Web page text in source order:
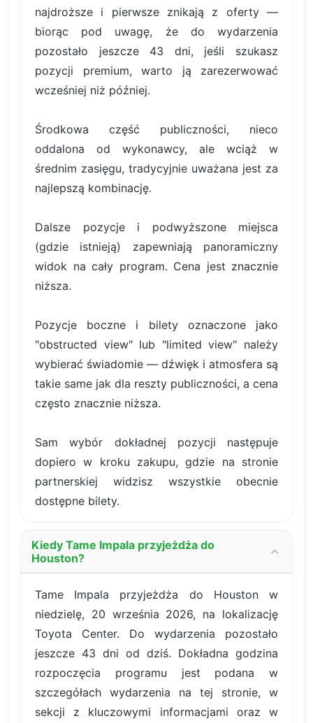
najdroższe i pierwsze znikają z oferty —
biorąc pod uwagę, że do wydarzenia
pozostało jeszcze 43 dni, jeśli szukasz
pozycji premium, warto ją zarezerwować
wcześniej niż później.
Środkowa część publiczności, nieco
oddalona od wykonawcy, ale wciąż w
średnim zasięgu, tradycyjnie uważana jest za
najlepszą kombinację.
Dalsze pozycje i podwyższone miejsca
(gdzie istnieją) zapewniają panoramiczny
widok na cały program. Cena jest znacznie
niższa.
Pozycje boczne i bilety oznaczone jako
"obstructed view" lub "limited view" należy
wybierać świadomie — dźwięk i atmosfera są
takie same jak dla reszty publiczności, a cena
często znacznie niższa.
Sam wybór dokładnej pozycji następuje
dopiero w kroku zakupu, gdzie na stronie
partnerskiej widzisz wszystkie obecnie
dostępne bilety.
Kiedy Tame Impala przyjeżdża do
Houston?
Tame Impala przyjeżdża do Houston w
niedzielę, 20 września 2026, na lokalizację
Toyota Center. Do wydarzenia pozostało
jeszcze 43 dni od dziś. Dokładna godzina
rozpoczęcia programu jest podana w
szczegółach wydarzenia na tej stronie, w
sekcji z kluczowymi informacjami oraz w